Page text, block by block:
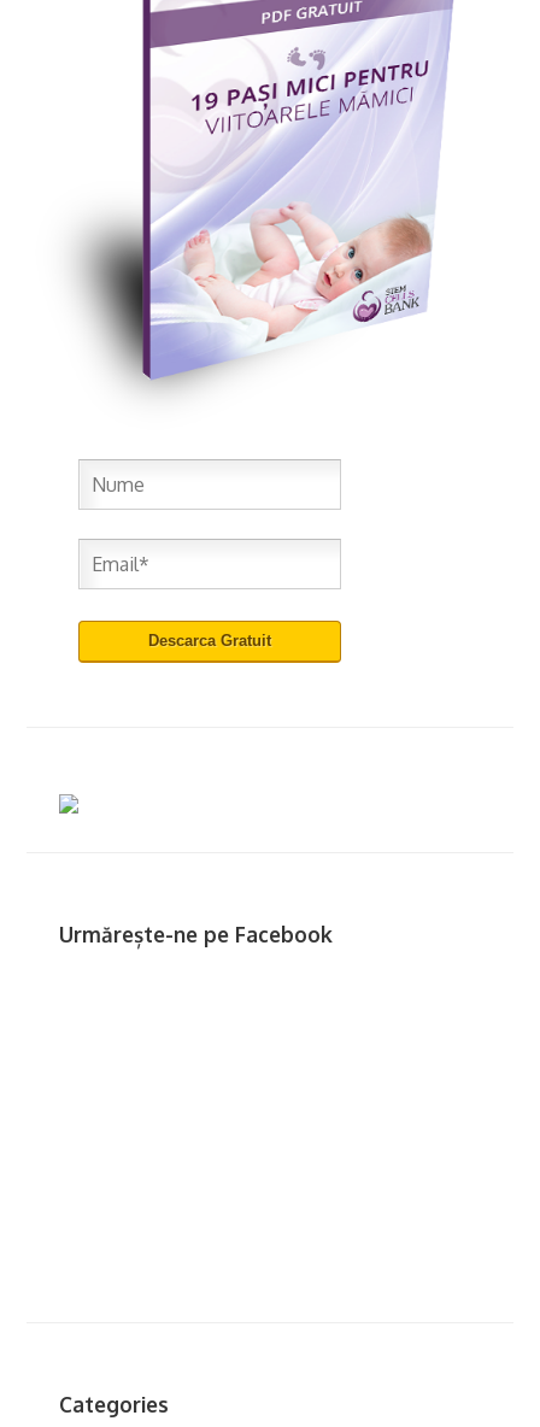
Urmărește-ne pe Facebook
Categories